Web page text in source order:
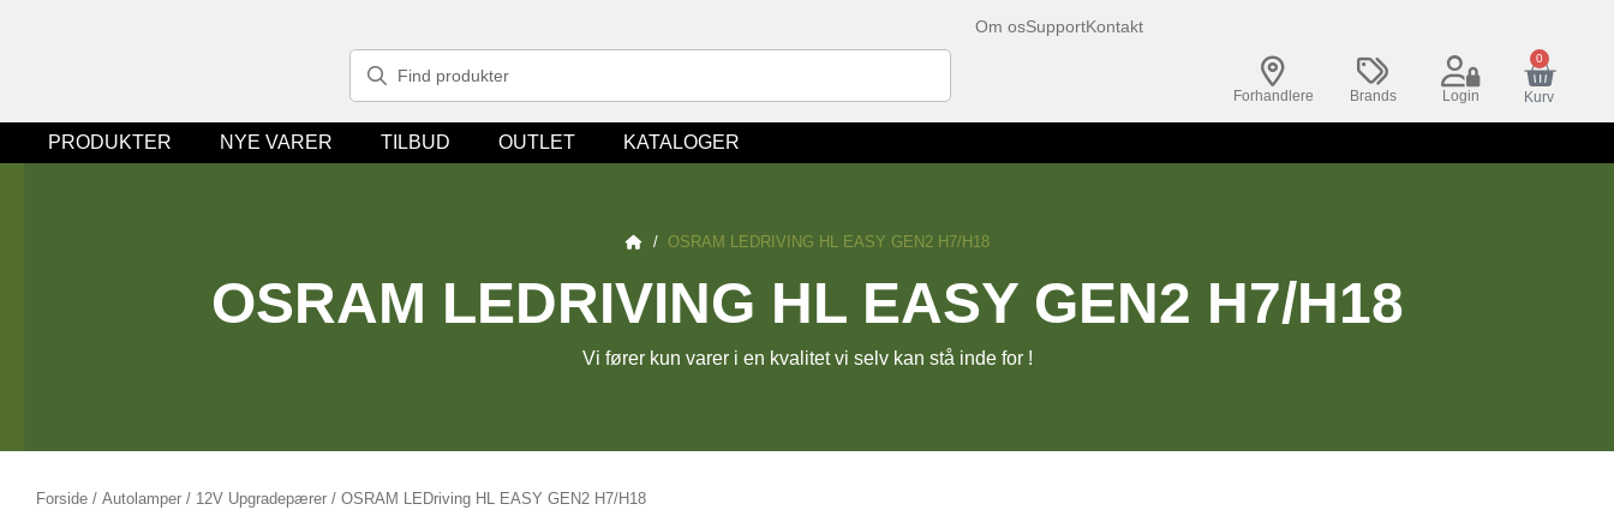
Om osSupportKontakt
Forhandlere Brands Login
0
Kurv
PRODUKTER NYE VARER TILBUD OUTLET KATALOGER
/ OSRAM LEDRIVING HL EASY GEN2 H7/H18
OSRAM LEDRIVING HL EASY GEN2 H7/H18
Vi fører kun varer i en kvalitet vi selv kan stå inde for !
Forside / Autolamper / 12V Upgradepærer / OSRAM LEDriving HL EASY GEN2 H7/H18